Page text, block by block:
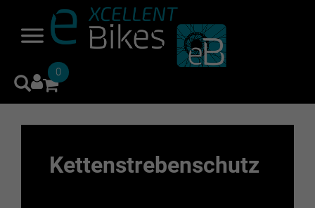
0
Kettenstrebenschutz